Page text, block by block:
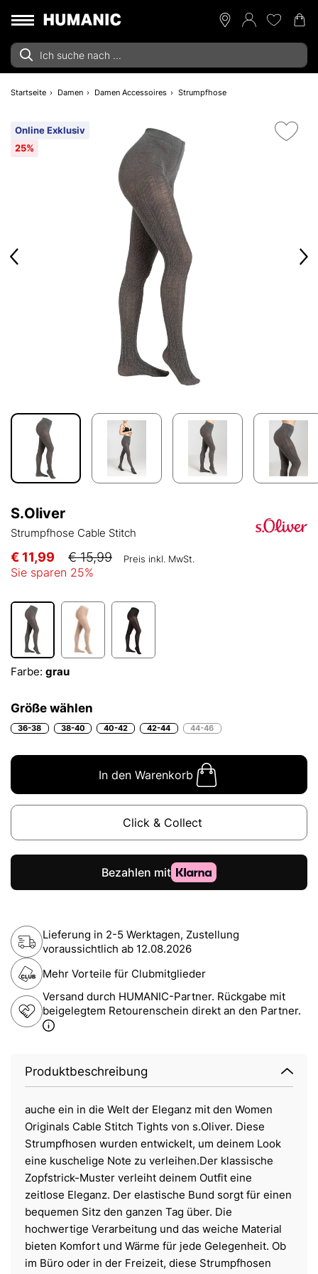
Startseite Damen Damen Accessoires Strumpfhose
Online Exklusiv
25%
S.Oliver
Strumpfhose Cable Stitch
€ 11,99 € 15,99 Preis inkl. MwSt.
Sie sparen 25%
Farbe: grau
Größe wählen
36-38 38-40 40-42 42-44 44-46
In den Warenkorb
Click & Collect
Lieferung in 2-5 Werktagen, Zustellung
voraussichtlich ab 12.08.2026
Mehr Vorteile für Clubmitglieder
Versand durch HUMANIC-Partner. Rückgabe mit
beigelegtem Retourenschein direkt an den Partner.
Produktbeschreibung
auche ein in die Welt der Eleganz mit den Women
Originals Cable Stitch Tights von s.Oliver. Diese
Strumpfhosen wurden entwickelt, um deinem Look
eine kuschelige Note zu verleihen.Der klassische
Zopfstrick-Muster verleiht deinem Outfit eine
zeitlose Eleganz. Der elastische Bund sorgt für einen
bequemen Sitz den ganzen Tag über. Die
hochwertige Verarbeitung und das weiche Material
bieten Komfort und Wärme für jede Gelegenheit. Ob
im Büro oder in der Freizeit, diese Strumpfhosen